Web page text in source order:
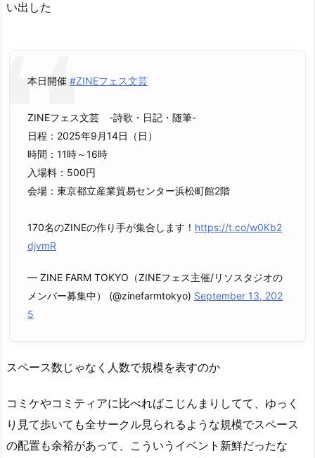
い出した
本日開催 #ZINEフェス文芸
ZINEフェス文芸 -詩歌・日記・随筆-
日程：2025年9月14日（日）
時間：11時～16時
入場料：500円
会場：東京都立産業貿易センター浜松町館2階
170名のZINEの作り手が集合します！ https://t.co/w0Kb2
djvmR
— ZINE FARM TOKYO（ZINEフェス主催/リソスタジオの
メンバー募集中） (@zinefarmtokyo) September 13, 202
5
スペース数じゃなく人数で規模を表すのか
コミケやコミティアに比べればこじんまりしてて、ゆっく
り見て歩いても全サークル見られるような規模でスペース
の配置も余裕があって、こういうイベント新鮮だったな